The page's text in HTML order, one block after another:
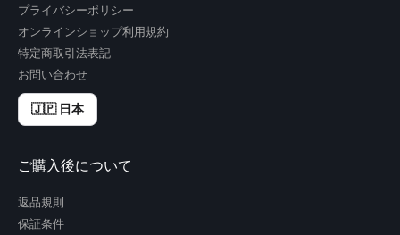
プライバシーポリシー
オンラインショップ利用規約
特定商取引法表記
お問い合わせ
🇯🇵 日本
ご購入後について
返品規則
保証条件